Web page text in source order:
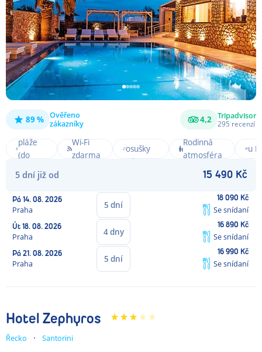
89 % Ověřeno
zákazníky
4,2 Tripadvisor
295 recenzí
Blízko
pláže
(do
Wi-Fi
zdarma
osušky
zdarma
Rodinná
atmosféra
u
5dníjiž od 15 490 Kč
Pá14. 08. 2026
Praha 5 dní
18 090 Kč
Se snídaní
Út18. 08. 2026
Praha 4dny
16 890 Kč
Se snídaní
Pá21. 08. 2026
Praha 5 dní
16 990 Kč
Se snídaní
Hotel Zephyros
Řecko Santorini